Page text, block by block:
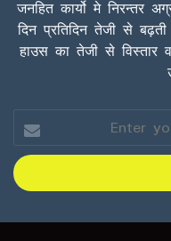
जनहित कार्यो मे निरन्तर
दिन प्रतिदिन तेजी से
हाउस का तेजी से
Enter
your
Email
address